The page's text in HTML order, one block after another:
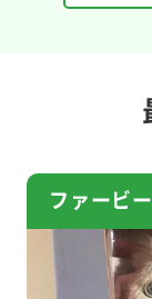
ファービ